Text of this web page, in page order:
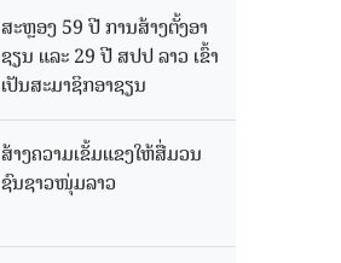
ສະຫຼອງ 59 ປີ ການສ້າງຕັ້ງອາ
ຊຽນ ແລະ 29 ປີ ສປປ ລາວ ເຂົ້າ
ເປັນສະມາຊິກອາຊຽນ
ສ້າງຄວາມເຂັ້ມແຂງໃຫ້ສື່ມວນ
ຊົນຊາວໜຸ່ມລາວ